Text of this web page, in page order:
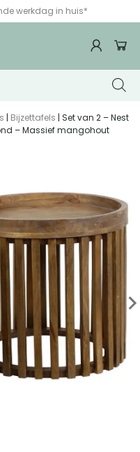
werkdag in huis*
| Bijzettafels | Set van 2 – Nest
– Massief mangohout